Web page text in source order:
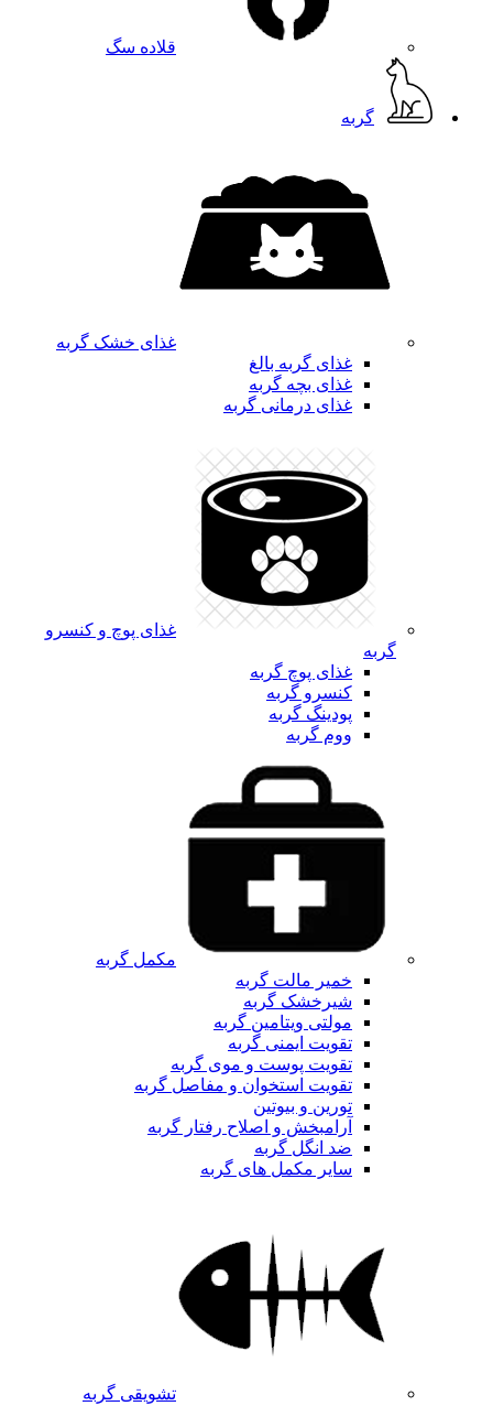
قلاده سگ
گربه
غذای خشک گربه
غذای گربه بالغ
غذای بچه گربه
غذای درمانی گربه
غذای پوچ و کنسرو
گربه
غذای پوچ گربه
کنسرو گربه
پودینگ گربه
ووم گربه
مکمل گربه
خمیر مالت گربه
شیرخشک گربه
مولتی ویتامین گربه
تقویت ایمنی گربه
تقویت پوست و موی گربه
تقویت استخوان و مفاصل گربه
تورین و بیوتین
آرامبخش و اصلاح رفتار گربه
ضد انگل گربه
سایر مکمل های گربه
تشویقی گربه